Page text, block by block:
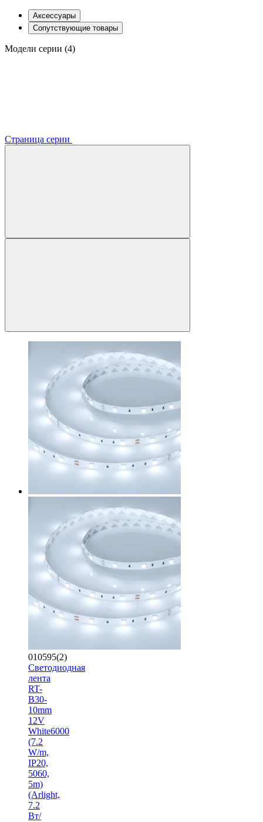
Аксессуары
Сопутствующие товары
Модели серии (4)
Страница серии
010595(2)
Светодиодная
лента
RT-
B30-
10mm
12V
White6000
(7.2
W/m,
IP20,
5060,
5m)
(Arlight,
7.2
Вт/